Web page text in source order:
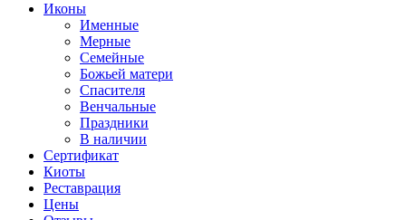
Иконы
Именные
Мерные
Семейные
Божьей матери
Спасителя
Венчальные
Праздники
В наличии
Сертификат
Киоты
Реставрация
Цены